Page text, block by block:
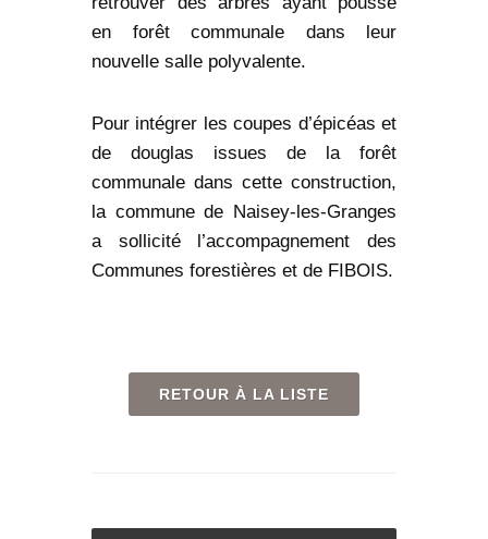
en forêt communale dans leur
nouvelle salle polyvalente.
Pour intégrer les coupes d’épicéas et
de douglas issues de la forêt
communale dans cette construction,
la commune de Naisey-les-Granges
a sollicité l’accompagnement des
Communes forestières et de FIBOIS.
RETOUR À LA LISTE